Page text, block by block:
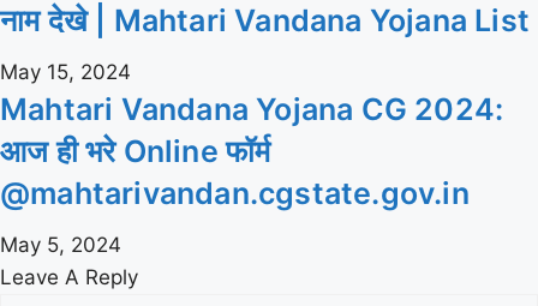
नाम देखे | Mahtari Vandana Yojana List
May 15, 2024
Mahtari Vandana Yojana CG 2024:
आज ही भरे Online फॉर्म
@mahtarivandan.cgstate.gov.in
May 5, 2024
Leave A Reply